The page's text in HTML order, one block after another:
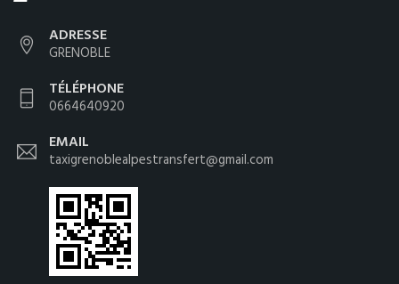
ADRESSE
GRENOBLE
TÉLÉPHONE
0664640920
EMAIL
taxigrenoblealpestransfert@gmail.com